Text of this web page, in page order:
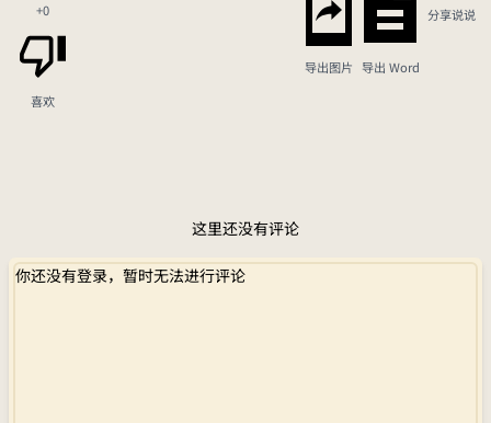
+0
喜欢
导出图片 导出 Word
分享说说
这里还没有评论
你还没有登录，暂时无法进行评论